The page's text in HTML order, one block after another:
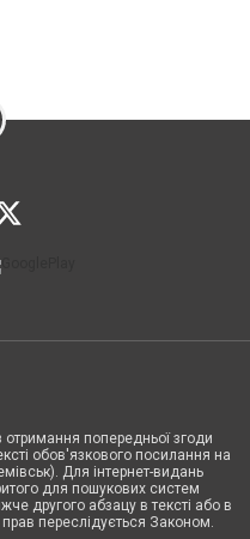
отримання попередньої згоди
обов'язкового посилання на
Для інтернет-видань
для пошукових систем
другого абзацу в тексті або в
переслідується Законом.